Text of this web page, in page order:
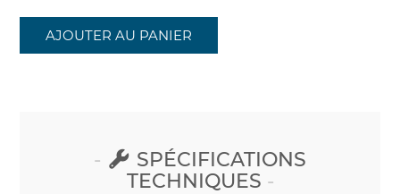
AJOUTER AU PANIER
SPÉCIFICATIONS
TECHNIQUES